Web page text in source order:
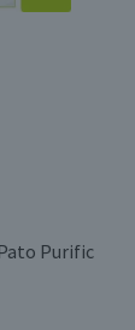
Purific